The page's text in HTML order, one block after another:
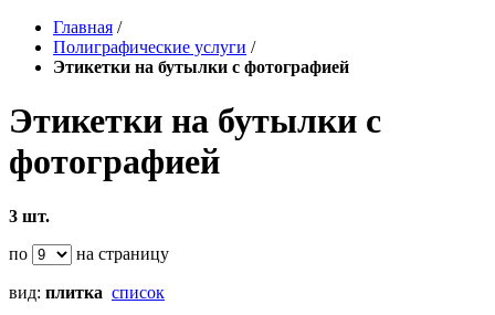
Главная /
Полиграфические услуги /
Этикетки на бутылки c фотографией
Этикетки на бутылки c
фотографией
3 шт.
по
на страницу
вид: плитка список